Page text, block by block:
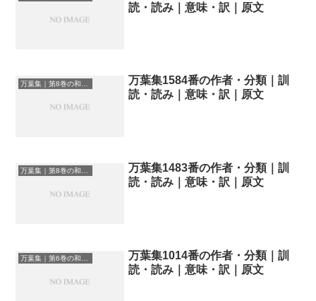
読・読み｜意味・訳｜原文
万葉集1584番の作者・分類｜訓
読・読み｜意味・訳｜原文
万葉集｜第8巻の和歌一覧
万葉集1483番の作者・分類｜訓
読・読み｜意味・訳｜原文
万葉集1014番の作者・分類｜訓
読・読み｜意味・訳｜原文